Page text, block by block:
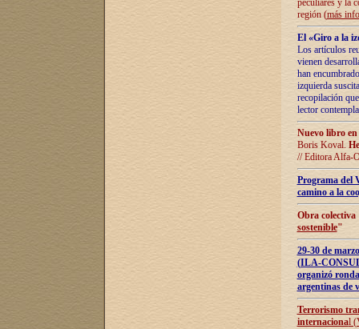
peculiares y la
región (más
El «Giro a la
Los artículos
vienen
han
izquierda
recopilación
lector
Nuevo libro
Boris Koval.
// Editora Alfa-
Programa del
camino a la
Obra
sostenible"
29-30 de
(ILA-
organizó
argentinas de
Terrorismo
internacional